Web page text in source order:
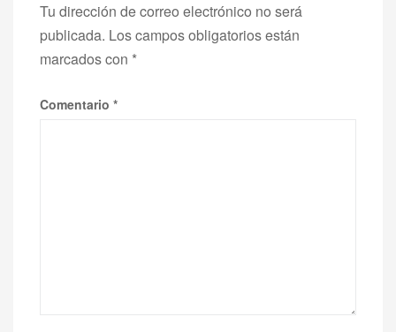
Tu dirección de correo electrónico no será
publicada. Los campos obligatorios están
marcados con *
Comentario *